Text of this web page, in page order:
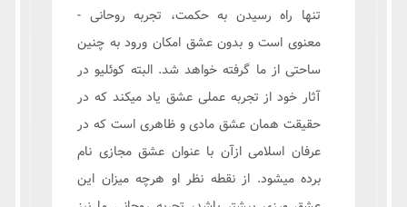
تنها راه رسیدن به حکمت، تجربه روحانی -
معنوی است و بدون عشق امکان ورود به چنین
ساحتی از ما گرفته خواهد شد. البته کوئلیو در
آثار خود از تجربه عملی عشق یاد میکند که در
حقیقت همان عشق مادی و ظاهری است که در
عرفان اسلامی ازآن با عنوان عشق مجازی نام
برده میشود. از نقطه نظر او هرچه میزان این